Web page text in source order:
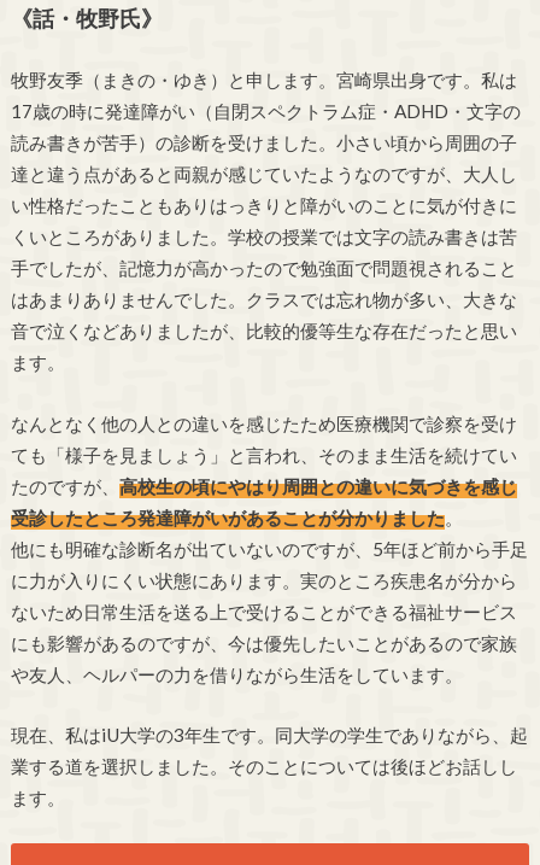
《話・牧野氏》
牧野友季（まきの・ゆき）と申します。宮崎県出身です。私は
17歳の時に発達障がい（自閉スペクトラム症・ADHD・文字の
読み書きが苦手）の診断を受けました。小さい頃から周囲の子
達と違う点があると両親が感じていたようなのですが、大人し
い性格だったこともありはっきりと障がいのことに気が付きに
くいところがありました。学校の授業では文字の読み書きは苦
手でしたが、記憶力が高かったので勉強面で問題視されること
はあまりありませんでした。クラスでは忘れ物が多い、大きな
音で泣くなどありましたが、比較的優等生な存在だったと思い
ます。
なんとなく他の人との違いを感じたため医療機関で診察を受け
ても「様子を見ましょう」と言われ、そのまま生活を続けてい
たのですが、 高校生の頃にやはり周囲との違いに気づきを感じ
受診したところ発達障がいがあることが分かりました。
他にも明確な診断名が出ていないのですが、5年ほど前から手足
に力が入りにくい状態にあります。実のところ疾患名が分から
ないため日常生活を送る上で受けることができる福祉サービス
にも影響があるのですが、今は優先したいことがあるので家族
や友人、ヘルパーの力を借りながら生活をしています。
現在、私はiU大学の3年生です。同大学の学生でありながら、起
業する道を選択しました。そのことについては後ほどお話しし
ます。